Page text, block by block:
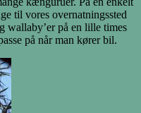
til vores overnatningssted
wallaby’er på en lille times
på når man kører bil.